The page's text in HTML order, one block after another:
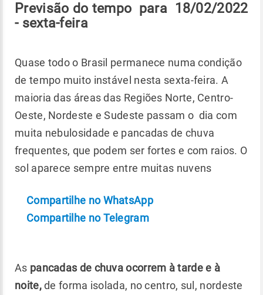
Previsão do tempo para 18/02/2022
- sexta-feira
Quase todo o Brasil permanece numa condição
de tempo muito instável nesta sexta-feira. A
maioria das áreas das Regiões Norte, Centro-
Oeste, Nordeste e Sudeste passam o dia com
muita nebulosidade e pancadas de chuva
frequentes, que podem ser fortes e com raios. O
sol aparece sempre entre muitas nuvens
Compartilhe no WhatsApp
Compartilhe no Telegram
As pancadas de chuva ocorrem à tarde e à
noite,de forma isolada, no centro, sul, nordeste